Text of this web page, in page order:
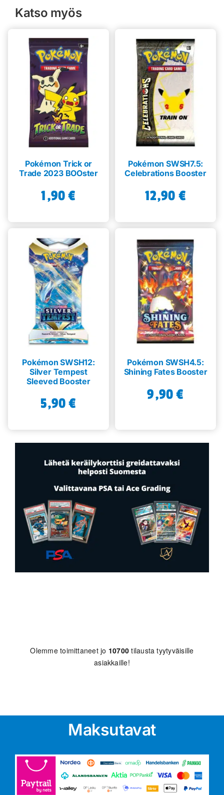
Katso myös
Pokémon Trick or
Trade 2023 BOOster
1,90€
Pokémon SWSH7.5:
Celebrations Booster
12,90 €
Pokémon SWSH12:
Silver Tempest
Sleeved Booster
5,90€
Pokémon SWSH4.5:
Shining Fates Booster
9,90€
Olemme toimittaneet jo 10700 tilausta tyytyväisille
asiakkaille!
Maksutavat